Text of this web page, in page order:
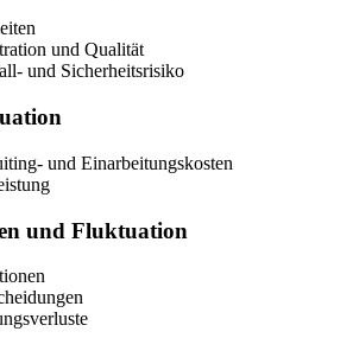
und Qualität
und Sicherheitsrisiko
und Einarbeitungskosten
und Fluktuation